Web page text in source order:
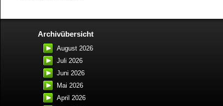
Archivübersicht
August 2026
Juli 2026
Juni 2026
Mai 2026
April 2026